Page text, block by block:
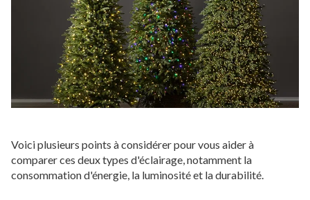
Voici plusieurs points à considérer pour vous aider à
comparer ces deux types d'éclairage, notamment la
consommation d'énergie, la luminosité et la durabilité.